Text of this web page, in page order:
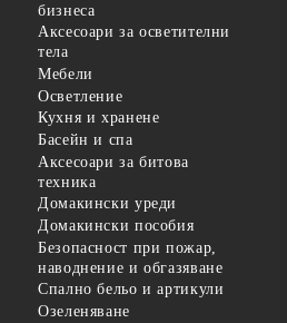
бизнеса
Аксесоари за осветителни
тела
Мебели
Осветление
Кухня и хранене
Басейн и спа
Аксесоари за битова
техника
Домакински уреди
Домакински пособия
Безопасност при пожар,
наводнение и обгазяване
Спално бельо и артикули
Озеленяване